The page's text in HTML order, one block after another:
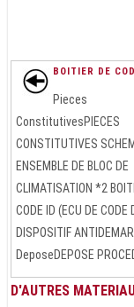
BOITIER DE
Pieces
ConstitutivesPIECES
CONSTITUTIVES
ENSEMBLE DE BLOC DE
CLIMATISATION *2
CODE ID (ECU DE CODE
DISPOSITIF
DeposeDEPOSE
D'AUTRES